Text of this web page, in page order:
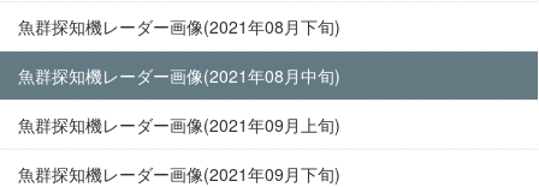
魚群探知機レーダー画像(2021年08月下旬)
魚群探知機レーダー画像(2021年08月中旬)
魚群探知機レーダー画像(2021年09月上旬)
魚群探知機レーダー画像(2021年09月下旬)